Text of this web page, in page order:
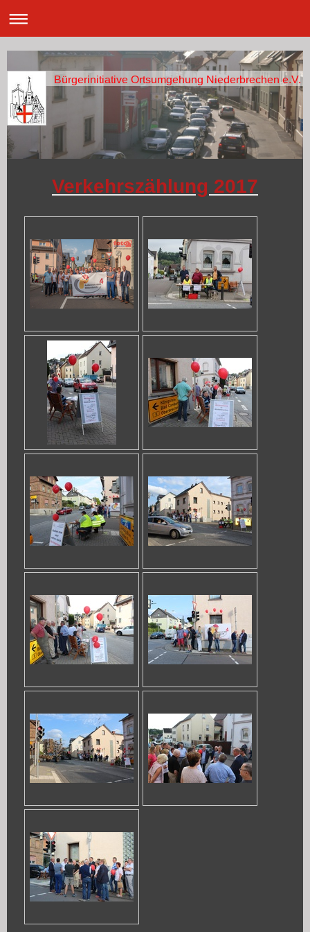
Bürgerinitiative Ortsumgehung Niederbrechen e.V.
Verkehrszählung 2017